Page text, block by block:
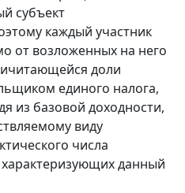
субъект
каждый участник
от возложенных на него
доли
единого налога,
из базовой доходности,
виду
числа
данный